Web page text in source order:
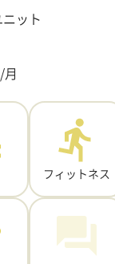
ット
月
フィットネス